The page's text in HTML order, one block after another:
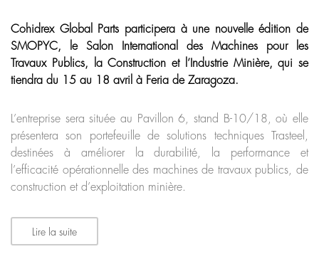
Cohidrex Global Parts participera à une nouvelle édition de
SMOPYC, le Salon International des Machines pour les
Travaux Publics, la Construction et l’Industrie Minière, qui se
tiendra du 15 au 18 avril à Feria de Zaragoza.
L’entreprise sera située au Pavillon 6, stand B-10/18, où elle
présentera son portefeuille de solutions techniques Trasteel,
destinées à améliorer la durabilité, la performance et
l’efficacité opérationnelle des machines de travaux publics, de
construction et d’exploitation minière.
Lire la suite